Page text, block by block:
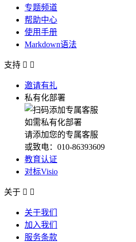
专题频道
帮助中心
使用手册
Markdown语法
支持  
邀请有礼
私有化部署
如需私有化部署
请添加您的专属客服
或致电：010-86393609
教育认证
对标Visio
关于  
关于我们
加入我们
服务条款